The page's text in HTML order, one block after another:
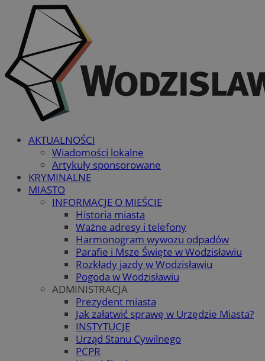
AKTUALNOŚCI
Wiadomości lokalne
Artykuły sponsorowane
KRYMINALNE
MIASTO
INFORMACJE O MIEŚCIE
Historia miasta
Ważne adresy i telefony
Harmonogram wywozu odpadów
Parafie i Msze Święte w Wodzisławiu
Rozkłady jazdy w Wodzisławiu
Pogoda w Wodzisławiu
ADMINISTRACJA
Prezydent miasta
Jak załatwić sprawę w Urzędzie Miasta?
INSTYTUCJE
Urząd Stanu Cywilnego
PCPR